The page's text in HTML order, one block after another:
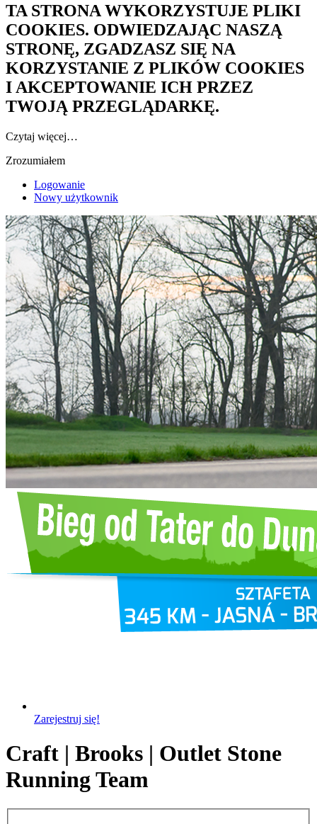
TA STRONA WYKORZYSTUJE PLIKI
COOKIES. ODWIEDZAJĄC NASZĄ
STRONĘ, ZGADZASZ SIĘ NA
KORZYSTANIE Z PLIKÓW COOKIES
I AKCEPTOWANIE ICH PRZEZ
TWOJĄ PRZEGLĄDARKĘ.
Czytaj więcej…
Zrozumiałem
Logowanie
Nowy użytkownik
Zarejestruj się!
Craft | Brooks | Outlet Stone
Running Team